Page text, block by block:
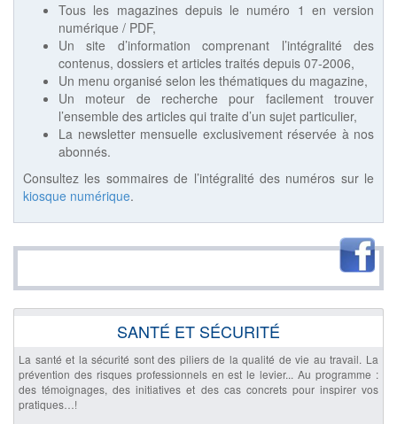
Tous les magazines depuis le numéro 1 en version
numérique / PDF,
Un site d’information comprenant l’intégralité des
contenus, dossiers et articles traités depuis 07-2006,
Un menu organisé selon les thématiques du magazine,
Un moteur de recherche pour facilement trouver
l’ensemble des articles qui traite d’un sujet particulier,
La newsletter mensuelle exclusivement réservée à nos
abonnés.
Consultez les sommaires de l’intégralité des numéros sur le
kiosque numérique.
SANTÉ ET SÉCURITÉ
La santé et la sécurité sont des piliers de la qualité de vie au travail. La
prévention des risques professionnels en est le levier... Au programme :
des témoignages, des initiatives et des cas concrets pour inspirer vos
pratiques…!